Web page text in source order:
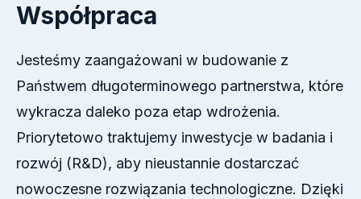
Współpraca
Jesteśmy zaangażowani w budowanie z
Państwem długoterminowego partnerstwa, które
wykracza daleko poza etap wdrożenia.
Priorytetowo traktujemy inwestycje w badania i
rozwój (R&D), aby nieustannie dostarczać
nowoczesne rozwiązania technologiczne. Dzięki